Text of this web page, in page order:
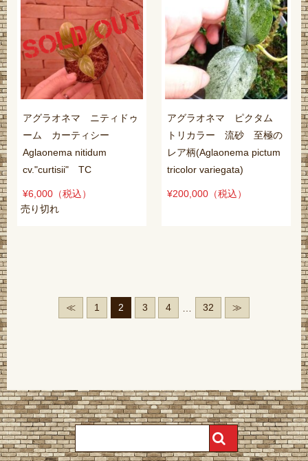
アグラオネマ ニティドゥ
ーム カーティシー
Aglaonema nitidum
cv."curtisii" TC
¥6,000 （税込）
売り切れ
アグラオネマ ピクタム
トリカラー 流砂 至極の
レア柄(Aglaonema pictum
tricolor variegata)
¥200,000 （税込）
≪ 1 2 3 4 32 ≫